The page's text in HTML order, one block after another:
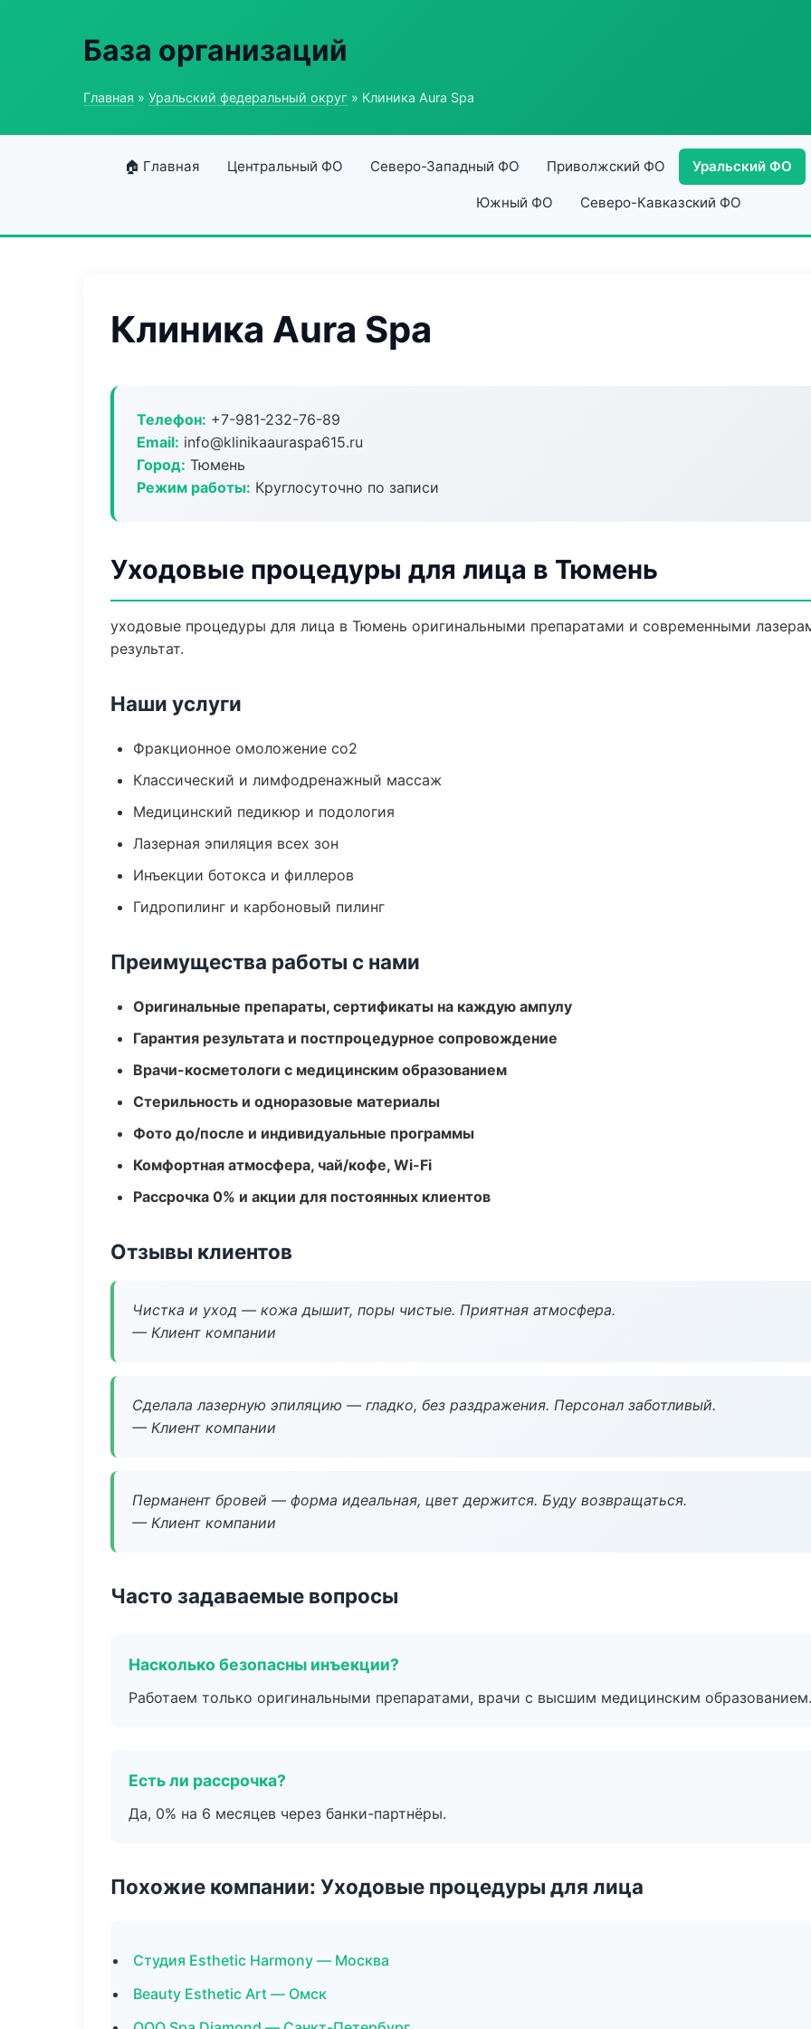
База организаций
Главная » Уральский федеральный округ » Клиника Aura Spa
🏠 Главная Центральный ФО Северо-Западный ФО Приволжский ФО Уральский ФО
Южный ФО Северо-Кавказский ФО
Клиника Aura Spa
Телефон: +7-981-232-76-89
Email: info@klinikaauraspa615.ru
Город: Тюмень
Режим работы: Круглосуточно по записи
Уходовые процедуры для лица в Тюмень
уходовые процедуры для лица в Тюмень оригинальными препаратами и современными
результат.
Наши услуги
Фракционное омоложение co2
Классический и лимфодренажный массаж
Медицинский педикюр и подология
Лазерная эпиляция всех зон
Инъекции ботокса и филлеров
Гидропилинг и карбоновый пилинг
Преимущества работы с нами
Оригинальные препараты, сертификаты на каждую ампулу
Гарантия результата и постпроцедурное сопровождение
Врачи-косметологи с медицинским образованием
Стерильность и одноразовые материалы
Фото до/после и индивидуальные программы
Комфортная атмосфера, чай/кофе, Wi-Fi
Рассрочка 0% и акции для постоянных клиентов
Отзывы клиентов
Чистка и уход — кожа дышит, поры чистые. Приятная атмосфера.
— Клиент компании
Сделала лазерную эпиляцию — гладко, без раздражения. Персонал заботливый.
— Клиент компании
Перманент бровей — форма идеальная, цвет держится. Буду возвращаться.
— Клиент компании
Часто задаваемые вопросы
Насколько безопасны инъекции?
Работаем только оригинальными препаратами, врачи с высшим медицинским образованием.
Есть ли рассрочка?
Да, 0% на 6 месяцев через банки-партнёры.
Похожие компании: Уходовые процедуры для лица
Студия Esthetic Harmony — Москва
Beauty Esthetic Art — Омск